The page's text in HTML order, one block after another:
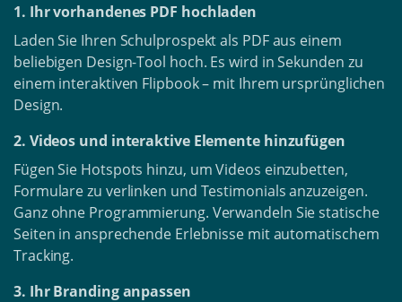
1. Ihr vorhandenes PDF hochladen
Laden Sie Ihren Schulprospekt als PDF aus einem
beliebigen Design-Tool hoch. Es wird in Sekunden zu
einem interaktiven Flipbook – mit Ihrem ursprünglichen
Design.
2. Videos und interaktive Elemente hinzufügen
Fügen Sie Hotspots hinzu, um Videos einzubetten,
Formulare zu verlinken und Testimonials anzuzeigen.
Ganz ohne Programmierung. Verwandeln Sie statische
Seiten in ansprechende Erlebnisse mit automatischem
Tracking.
3. Ihr Branding anpassen